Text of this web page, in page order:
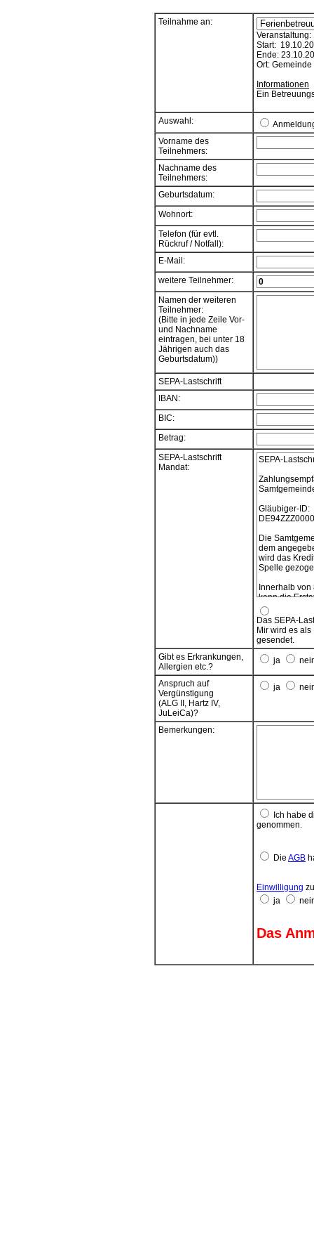
Teilnahme an:
Start:
Ende:
Ort:
Informationen
Ein
Auswahl:
Vorname des
Teilnehmers:
Nachname des
Teilnehmers:
Geburtsdatum:
Wohnort:
Telefon (für evtl.
Rückruf / Notfall):
E-Mail:
weitere Teilnehmer:
Namen der weiteren
Teilnehmer:
(Bitte in jede Zeile Vor-
und Nachname
eintragen, bei unter 18
Jährigen auch das
Geburtsdatum))
SEPA-Lastschrift
IBAN:
BIC:
Betrag:
SEPA-Lastschrift
Mandat:
SEPA-
Gläubiger-ID:
Die
dem
wird das
Spelle
Innerhalb
kann die
verlangt
vereinbarten
Das SEPA-
Anmeldung.
Wenn das
seitens des
Einlösung.
Das SEPA-
Mir wird es
gesendet.
Gibt es Erkrankungen,
Allergien etc.?
ja
Anspruch auf
Vergünstigung
(ALG II, Hartz IV,
JuLeiCa)?
ja
Bemerkungen:
Ich habe
genommen.
Die AGB
Einwilligung
ja
Das